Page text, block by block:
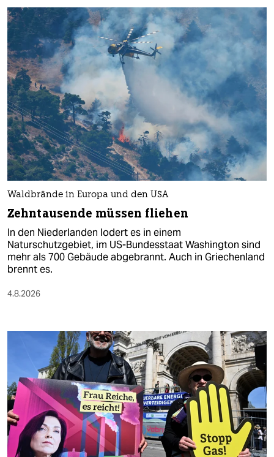
Waldbrände in Europa und den USA
Zehntausende müssen fliehen
In den Niederlanden lodert es in einem
Naturschutzgebiet, im US-Bundesstaat Washington sind
mehr als 700 Gebäude abgebrannt. Auch in Griechenland
brennt es.
4.8.2026